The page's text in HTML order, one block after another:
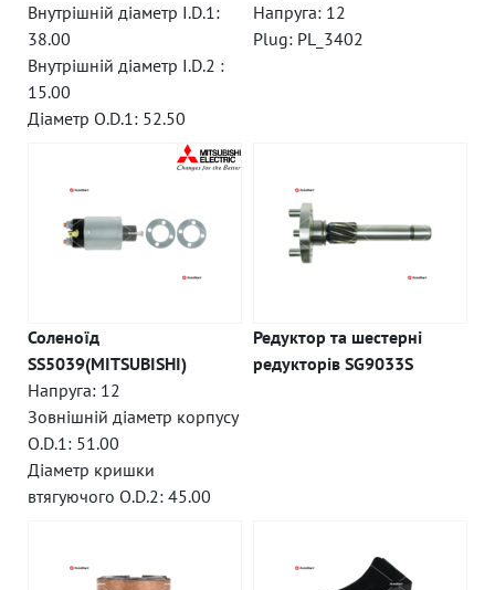
Внутрішній діаметр I.D.1:
38.00
Внутрішній діаметр I.D.2 :
15.00
Діаметр O.D.1: 52.50
Напруга: 12
Plug: PL_3402
Соленоїд
SS5039(MITSUBISHI)
Напруга: 12
Зовнішній діаметр корпусу
O.D.1: 51.00
Діаметр кришки
втягуючого O.D.2: 45.00
Редуктор та шестерні
редукторів SG9033S